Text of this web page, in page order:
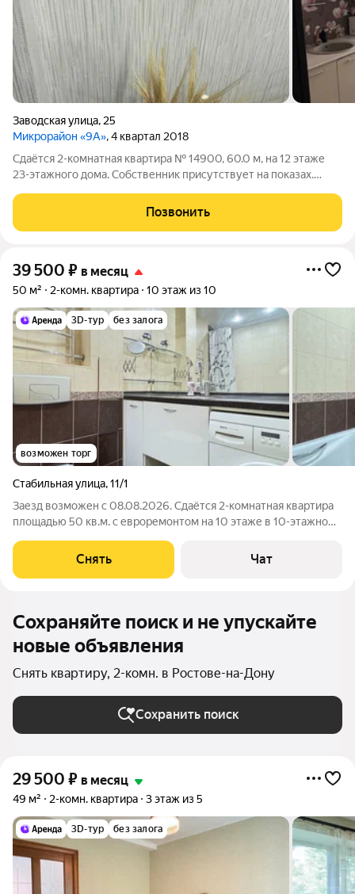
Заводская улица, 25
Микрорайон «9А», 4 квартал 2018
Сдаётся 2-комнатная квартира № 14900, 60.0 м, на 12 этаже
23-этажного дома. Собственник присутствует на показах.
оплачиваются отдельно. По условиям проживания: можно с
детьми, можно с животными Из
Позвонить
39 500 ₽ в месяц
50 м² 2-комн. квартира 10 этаж из 10
3D-тур без залога
возможен торг
Стабильная улица,11/1
Заезд возможен с 08.08.2026. Сдаётся 2-комнатная квартира
площадью 50 кв.м. с евроремонтом на 10 этаже в 10-этажном
Стиральная машина Холодильник Кондиционер
Микроволновка Дом - панельный,
Снять Чат
Сохраняйте поиск и не упускайте
новые объявления
Снять квартиру, 2-комн. в Ростове-на-Дону
Сохранить поиск
29 500 ₽ в месяц
49 м² 2-комн. квартира 3 этаж из 5
3D-тур без залога